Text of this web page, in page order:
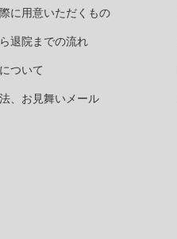
に用意いただくもの
退院までの流れ
ついて
、お見舞いメール